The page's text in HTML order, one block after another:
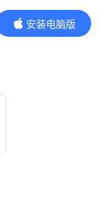
安装电脑版
内容更精彩